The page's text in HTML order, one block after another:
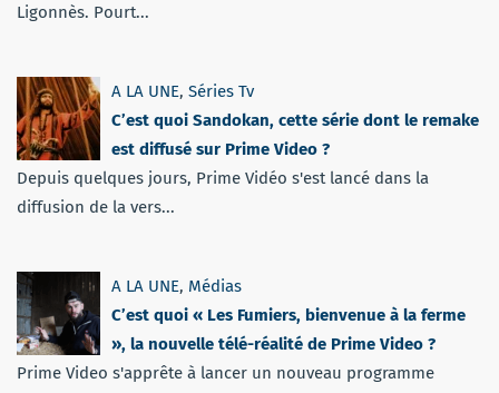
Ligonnès. Pourt...
A LA UNE, Séries Tv
C’est quoi Sandokan, cette série dont le remake
est diffusé sur Prime Video ?
Depuis quelques jours, Prime Vidéo s'est lancé dans la
diffusion de la vers...
A LA UNE, Médias
C’est quoi « Les Fumiers, bienvenue à la ferme
», la nouvelle télé-réalité de Prime Video ?
Prime Video s'apprête à lancer un nouveau programme